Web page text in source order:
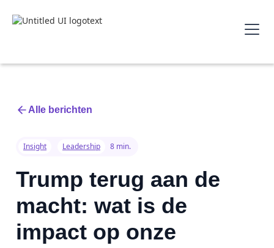
Alle berichten
Insight Leadership 8 min.
Trump terug aan de
macht: wat is de
impact op onze